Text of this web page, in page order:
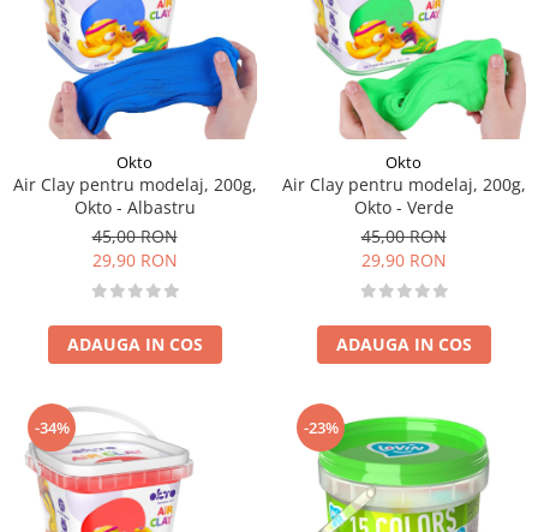
Okto
Air Clay pentru modelaj, 200g,
Okto - Albastru
45,00 RON
29,90 RON
ADAUGA IN COS
Okto
Air Clay pentru modelaj, 200g,
Okto - Verde
45,00 RON
29,90 RON
ADAUGA IN COS
-34% -23%